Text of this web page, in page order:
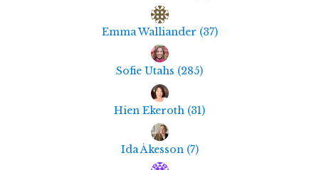
Emma Walliander (37)
Sofie Utahs (285)
Hien Ekeroth (31)
Ida Åkesson (7)